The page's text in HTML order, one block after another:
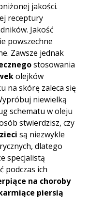
jakości.
receptury
Jakość
powszechne
Zawsze jednak
stosowania
olejków
na skórę zaleca się
niewielką
schematu w oleju
stwierdzisz, czy
są niezwykle
dlatego
specjalistą
podczas ich
na choroby
piersią